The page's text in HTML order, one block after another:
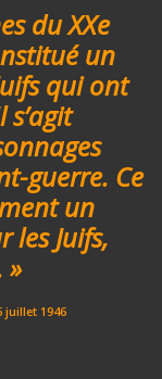
du XXe
un
qui ont
guerre. Ce
un
les Juifs,
»
juillet 1946